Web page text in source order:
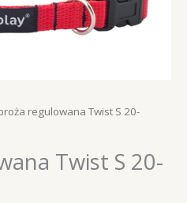
regulowana Twist S 20-
Twist S 20-